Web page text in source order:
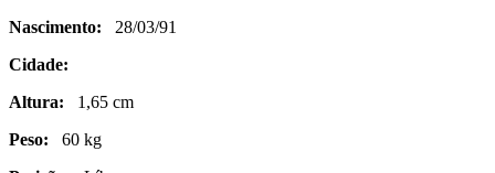
Nascimento: 28/03/91
Cidade:
Altura: 1,65 cm
Peso: 60 kg